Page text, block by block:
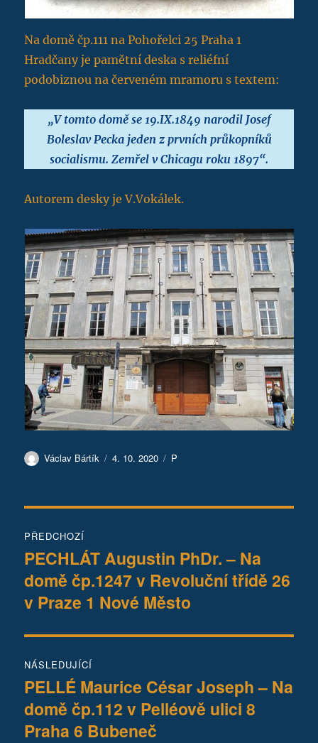
Na domě čp.111 na Pohořelci 25 Praha 1
Hradčany je pamětní deska s reliéfní
podobiznou na červeném mramoru s textem:
„V tomto domě se 19.IX.1849 narodil Josef
Boleslav Pecka jeden z prvních průkopníků
socialismu. Zemřel v Chicagu roku 1897“.
Autorem desky je V.Vokálek.
Autor:
Václav Bártík Publikováno:
4. 10. 2020 Rubriky:
P
pro
příspěvek
PŘEDCHOZÍ
Předchozí
příspěvek:
PECHLÁT Augustin PhDr. – Na
domě čp.1247 v Revoluční třídě 26
v Praze 1 Nové Město
NÁSLEDUJÍCÍ
Následující
příspěvek:
PELLÉ Maurice César Joseph – Na
domě čp.112 v Pelléově ulici 8
Praha 6 Bubeneč